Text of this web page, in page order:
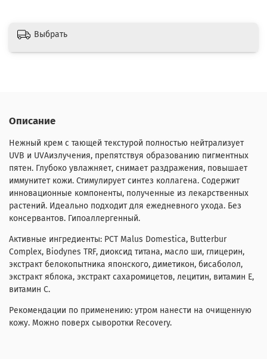
Выбрать
Описание
Нежный крем с тающей текстурой полностью нейтрализует
UVB и UVAизлучения, препятствуя образованию пигментных
пятен. Глубоко увлажняет, снимает раздражения, повышает
иммунитет кожи. Стимулирует синтез коллагена. Содержит
инновационные компоненты, полученные из лекарственных
растений. Идеально подходит для ежедневного ухода. Без
консервантов. Гипоаллергенный.
Активные ингредиенты: PCT Malus Domestica, Butterbur
Complex, Biodynes TRF, диоксид титана, масло ши, глицерин,
экстракт белокопытника японского, диметикон, бисаболол,
экстракт яблока, экстракт сахаромицетов, лецитин, витамин Е,
витамин С.
Рекомендации по применению: утром нанести на очищенную
кожу. Можно поверх сыворотки Recovery.